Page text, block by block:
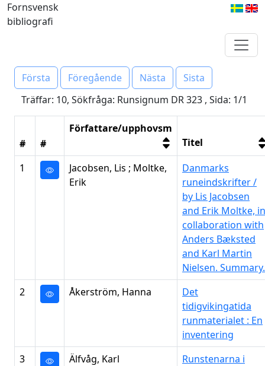
Fornsvensk
bibliografi
Första Föregående Nästa
Sista
Träffar: 10, Sökfråga: Runsignum DR 323 , Sida: 1/1
# #
Författare/upphovsm
Titel
1
Jacobsen, Lis ; Moltke,
Erik
Danmarks
runeindskrifter /
by Lis Jacobsen
and Erik Moltke, in
collaboration with
Anders Bæksted
and Karl Martin
Nielsen. Summary.
2
Åkerström, Hanna
Det
tidigvikingatida
runmaterialet : En
inventering
3
Älfvåg, Karl
Runstenarna i